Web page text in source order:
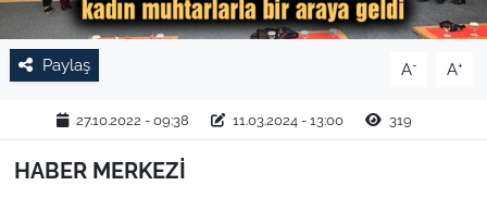
Paylaş A- A+
27.10.2022 - 09:38 11.03.2024 - 13:00 319
HABER MERKEZİ
YAŞAM